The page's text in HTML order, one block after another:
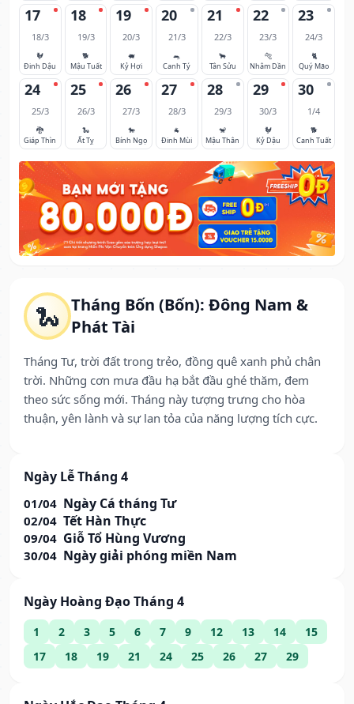
🐍 Tháng Bốn (Bốn): Đông Nam &
Phát Tài
Tháng Tư, trời đất trong trẻo, đồng quê xanh phủ chân
trời. Những cơn mưa đầu hạ bắt đầu ghé thăm, đem
theo sức sống mới. Tháng này tượng trưng cho hòa
thuận, yên lành và sự lan tỏa của năng lượng tích cực.
Ngày Lễ Tháng 4
01/04 Ngày Cá tháng Tư
02/04 Tết Hàn Thực
09/04 Giỗ Tổ Hùng Vương
30/04 Ngày giải phóng miền Nam
Ngày Hoàng Đạo Tháng 4
1 2 3 5 6 7 9 12 13 14
15
17
18 19 21 24 25 26 27 29
17
18/3
🐓
Đinh Dậu
18
19/3
🐕
Mậu Tuất
19
20/3
🐖
Kỷ Hợi
20
21/3
🐀
Canh Tý
21
22/3
🐂
Tân Sửu
22
23/3
🐅
Nhâm Dần
23
24/3
🐈
Quý Mão
24
25/3
🐉
Giáp Thìn
25
26/3
🐍
Ất Tỵ
26
27/3
🐎
Bính Ngọ
27
28/3
🐐
Đinh Mùi
28
29/3
🐒
Mậu Thân
29
30/3
🐓
Kỷ Dậu
30
1/4
🐕
Canh Tuất